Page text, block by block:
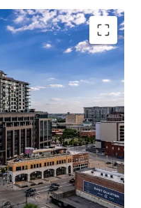
LEADING FINISHES
DISCOUNT TO
LIVING EXPERIENCE
ENVIRONMENT